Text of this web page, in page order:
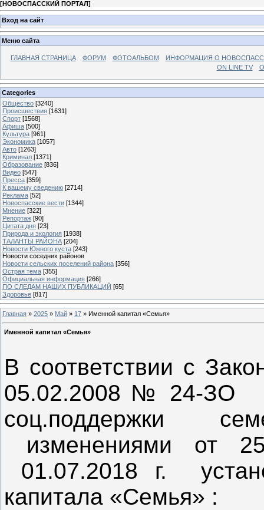
[НОВОСПАССКИЙ ПОРТАЛ]
Вход на сайт
Меню сайта
ГЛАВНАЯ СТРАНИЦА ФОРУМ ФОТОАЛЬБОМ
ИНФОРМАЦИЯ О
ON LINE TV
Categories
Общество [3240]
Происшествия [1631]
Спорт [1568]
Афиша [500]
Культура [961]
Экономика [1057]
Авто [1263]
Криминал [1371]
Образование [836]
Видео [547]
Пресса [359]
К вашему сведению [2714]
Реклама [52]
Новоспасские вести [1344]
Мнение [322]
Репортаж [90]
Цитата дня [23]
Природа и экология [1938]
ТАЛАНТЫ РАЙОНА [204]
Новости Южного куста [243]
Новости соседних районов
Новости сельских поселений района [356]
Острая тема [355]
Официальная информация [266]
ПО СЛЕДАМ НАШИХ ПУБЛИКАЦИЙ [65]
Здоровье [817]
Главная » 2025 » Май » 17 » Именной капитал «Семья»
Именной капитал «Семья»
В соответствии с
05.02.2008 № 24-ЗО
соц.поддержки
изменениями от
01.07.2018 г.
капитала «Семья» :